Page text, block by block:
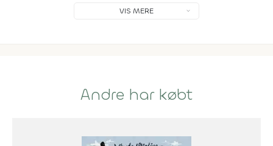
VIS MERE
Andre har købt